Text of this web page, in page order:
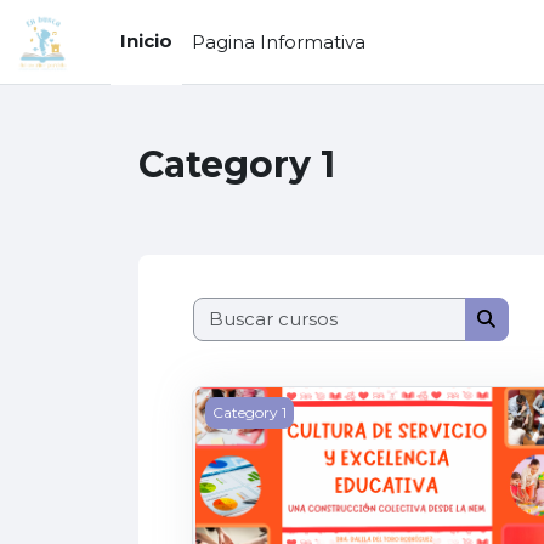
Saltar al contenido principal
Inicio
Pagina Informativa
Category 1
Buscar
Cultura de Servicio y Excelencia
Category 1